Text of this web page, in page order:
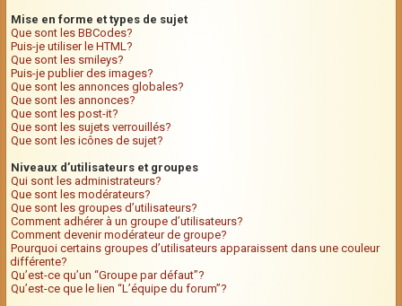
Mise en forme et types de sujet
Que sont les BBCodes?
Puis-je utiliser le HTML?
Que sont les smileys?
Puis-je publier des images?
Que sont les annonces globales?
Que sont les annonces?
Que sont les post-it?
Que sont les sujets verrouillés?
Que sont les icônes de sujet?
Niveaux d’utilisateurs et groupes
Qui sont les administrateurs?
Que sont les modérateurs?
Que sont les groupes d’utilisateurs?
Comment adhérer à un groupe d’utilisateurs?
Comment devenir modérateur de groupe?
Pourquoi certains groupes d’utilisateurs apparaissent dans une couleur
différente?
Qu’est-ce qu’un “Groupe par défaut”?
Qu’est-ce que le lien “L’équipe du forum”?